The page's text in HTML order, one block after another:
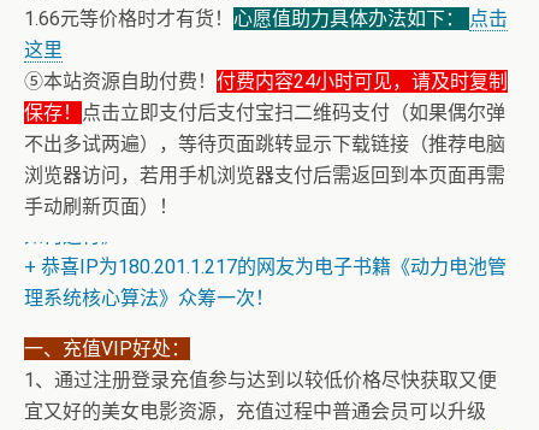
1.66元等价格时才有货！ 心愿值助力具体办法如下：
点击
这里
⑤本站资源自助付费！ 付费内容24小时可见，请及时复制
保存！
点击立即支付后支付宝扫二维码支付（如果偶尔弹
不出多试两遍），等待页面跳转显示下载链接（推荐电脑
浏览器访问，若用手机浏览器支付后需返回到本页面再需
手动刷新页面）！
+ 恒星世界在暴力中诞生，也在暴力中消亡！《了解宇宙
+ 恭喜IP为180.201.1.217的网友为电子书籍《动力电池管
理系统核心算法》众筹一次！
一、充值VIP好处：
1、通过注册登录充值参与达到以较低价格尽快获取又便
宜又好的美女电影资源，充值过程中普通会员可以升级